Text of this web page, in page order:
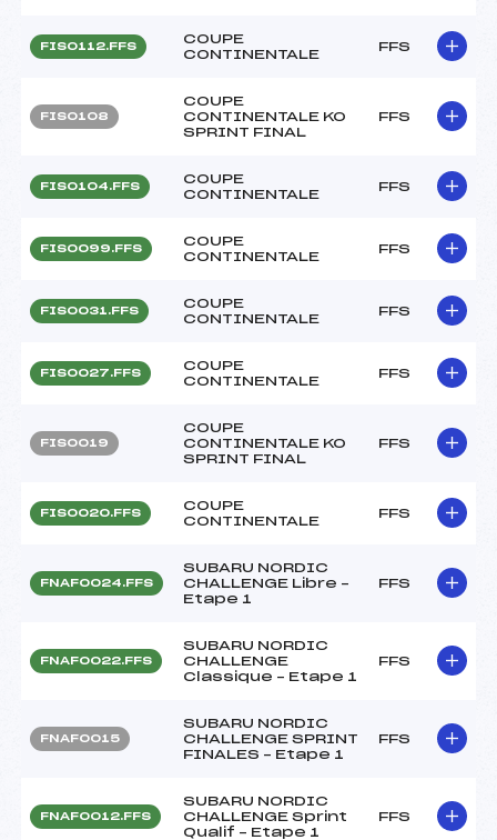
FIS0112.FFS
COUPE
CONTINENTALE
FFS
FIS0108
COUPE
CONTINENTALE KO
SPRINT FINAL
FFS
FIS0104.FFS
COUPE
CONTINENTALE
FFS
FIS0099.FFS
COUPE
CONTINENTALE
FFS
FIS0031.FFS
COUPE
CONTINENTALE
FFS
FIS0027.FFS
COUPE
CONTINENTALE
FFS
FIS0019
COUPE
CONTINENTALE KO
SPRINT FINAL
FFS
FIS0020.FFS
COUPE
CONTINENTALE
FFS
FNAF0024.FFS
SUBARU NORDIC
CHALLENGE Libre –
Etape 1
FFS
FNAF0022.FFS
SUBARU NORDIC
CHALLENGE
Classique – Etape 1
FFS
FNAF0015
SUBARU NORDIC
CHALLENGE SPRINT
FINALES – Etape 1
FFS
FNAF0012.FFS
SUBARU NORDIC
CHALLENGE Sprint
Qualif – Etape 1
FFS